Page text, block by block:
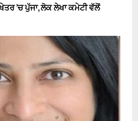
’ਚ ਪੁੱਜਾ, ਲੋਕ ਲੇਖਾ ਕਮੇਟੀ ਵੱਲੋਂ